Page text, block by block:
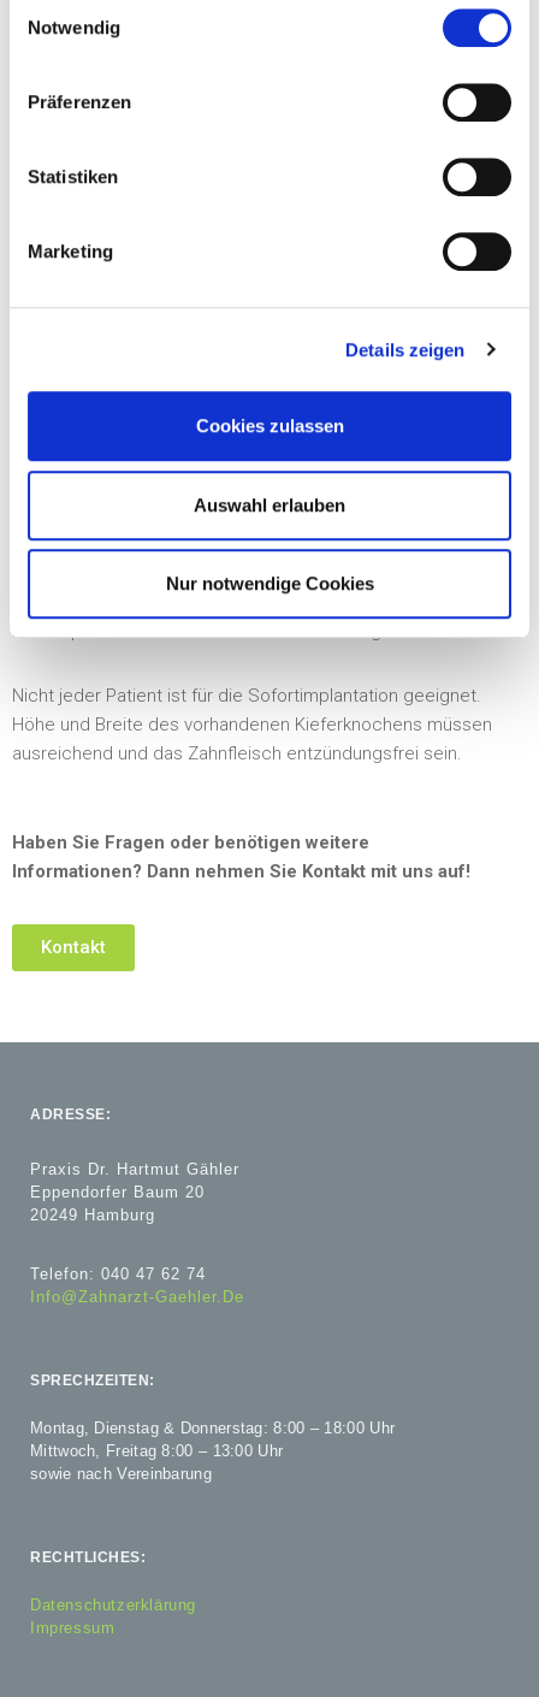
Notwendig
Präferenzen
Statistiken
Marketing
Details zeigen
Cookies zulassen
Auswahl erlauben
Nur notwendige Cookies
Ein weiterer Vorteil der implantatgetragenen Brücken ist,
dass der Kieferknochen nicht schwindet, wie bei einem
Halteelemente aufgeschraubt mit deren Hilfe der
Bei der Sofortimplantation wird das Implantat unmittelbar
nach Zahnverlust (z.B. durch Unfall) eingesetzt. Für das
Implantat wird die Knochenoberfläche frei gelegt und ein
Loch in den Kieferknochen gebohrt,
das der Größe der künstlichen Zahnwurzel entspricht. Das
Zahnimplantat wird in den Kieferknochen eingesetzt.
Nicht jeder Patient ist für die Sofortimplantation geeignet.
Höhe und Breite des vorhandenen Kieferknochens müssen
ausreichend und das Zahnfleisch entzündungsfrei sein.
Haben Sie Fragen oder benötigen weitere
Informationen? Dann nehmen Sie Kontakt mit uns auf!
Kontakt
ADRESSE:
Praxis Dr. Hartmut Gähler
Eppendorfer Baum 20
20249 Hamburg
Telefon: 040 47 62 74
Info@zahnarzt-Gaehler.de
SPRECHZEITEN:
Montag, Dienstag & Donnerstag: 8:00 – 18:00 Uhr
Mittwoch, Freitag 8:00 – 13:00 Uhr
sowie nach Vereinbarung
RECHTLICHES:
Datenschutzerklärung
Impressum